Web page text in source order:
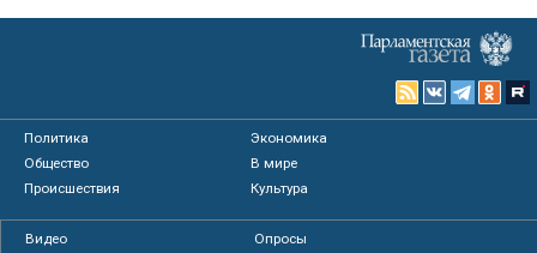
Политика
Экономика
Общество
В мире
Происшествия
Культура
Видео
Опросы